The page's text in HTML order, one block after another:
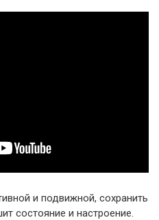
и подвижной, сохранить
состояние и настроение.